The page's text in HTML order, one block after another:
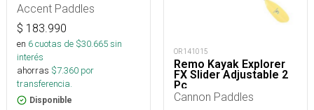
Accent Paddles
$ 183.990
en 6cuotas de $30.665sin
interés
ahorras $7.360 por
transferencia.
Disponible
OR141015
Remo Kayak Explorer
FX Slider Adjustable 2
Pc
Cannon Paddles